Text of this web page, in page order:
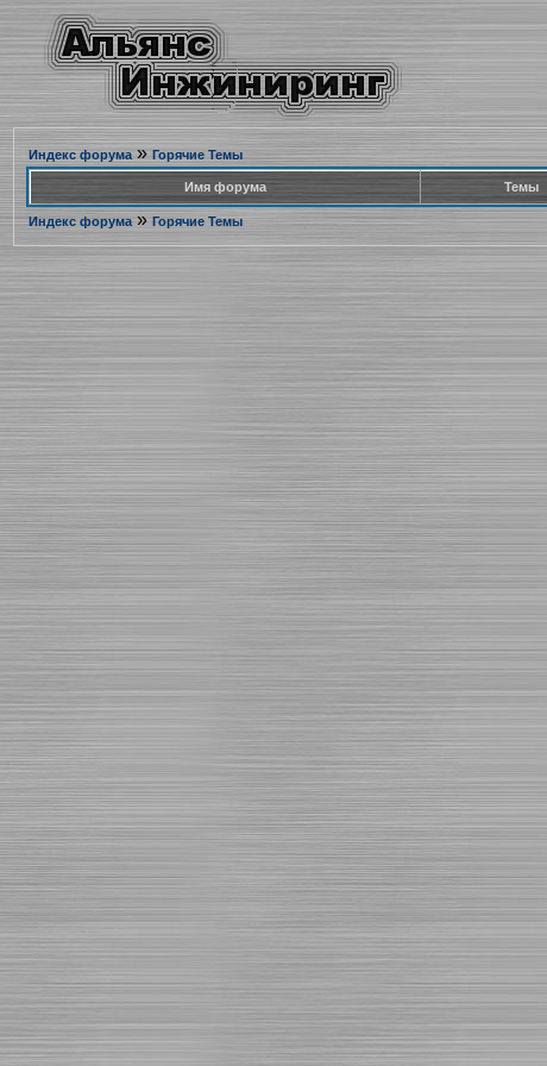
Индекс форума» Горячие Темы
Имя форума Темы
Индекс форума» Горячие Темы